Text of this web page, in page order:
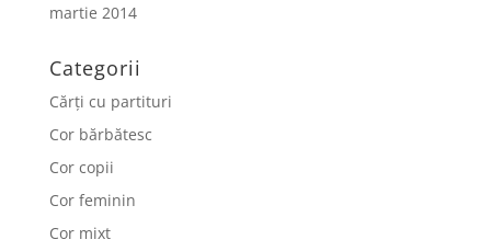
martie 2014
Categorii
Cărți cu partituri
Cor bărbătesc
Cor copii
Cor feminin
Cor mixt